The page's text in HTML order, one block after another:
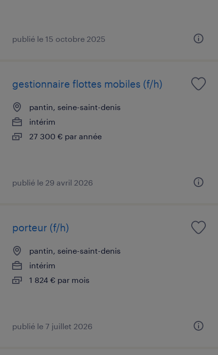
publié le 15 octobre 2025
gestionnaire flottes mobiles (f/h)
pantin, seine-saint-denis
intérim
27 300 € par année
publié le 29 avril 2026
porteur (f/h)
pantin, seine-saint-denis
intérim
1 824 € par mois
publié le 7 juillet 2026